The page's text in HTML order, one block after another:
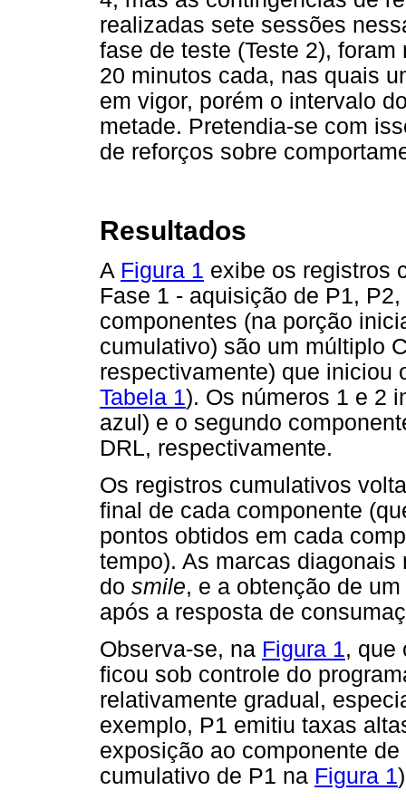
realizadas sete sessões
fase de teste (Teste 2),
20 minutos cada, nas quais
em vigor, porém o intervalo
metade. Pretendia-se com
de reforços sobre
Resultados
A Figura 1 exibe os registros
Fase 1 - aquisição de P1,
componentes (na porção
cumulativo) são um múltiplo
respectivamente) que iniciou
Tabela 1). Os números 1 e 2
azul) e o segundo
DRL, respectivamente.
Os registros cumulativos
final de cada componente
pontos obtidos em cada
tempo). As marcas
do smile, e a obtenção de
após a resposta de
Observa-se, na Figura 1, que
ficou sob controle do
relativamente gradual,
exemplo, P1 emitiu taxas
exposição ao componente
cumulativo de P1 na Figura 1